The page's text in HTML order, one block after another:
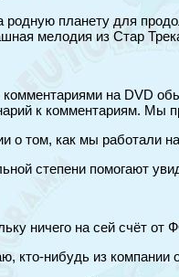
планету для
мелодия из Стар
на DVD
к комментариям. Мы
о том, как мы работали
степени помогают
ничего на сей счёт
кто-нибудь из